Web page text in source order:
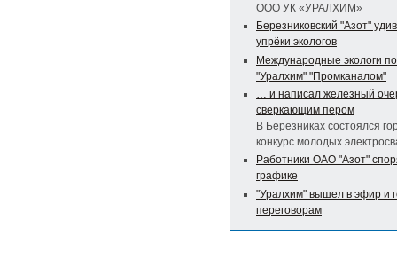
ООО УК «УРАЛХИМ»
Березниковский "Азот"
упрёки экологов
Международные экологи
"Уралхим" "Промканалом"
… и написал железный
сверкающим пером
В Березниках состоялся
конкурс молодых
Работники ОАО "Азот"
графике
"Уралхим" вышел в эфир и
переговорам